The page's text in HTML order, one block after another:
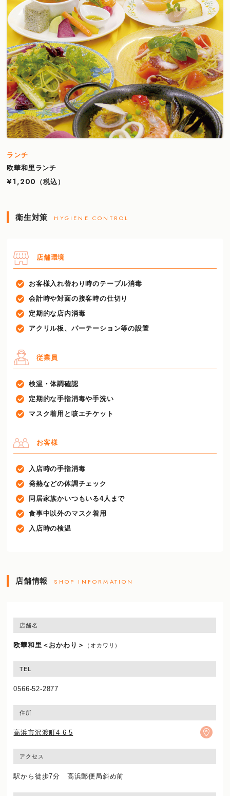
ランチ
欧華和里ランチ
¥1,200
（税込）
衛生対策 HYGIENE CONTROL
店舗環境
お客様入れ替わり時のテーブル消毒
会計時や対面の接客時の仕切り
定期的な店内消毒
アクリル板、パーテーション等の設置
従業員
検温・体調確認
定期的な手指消毒や手洗い
マスク着用と咳エチケット
お客様
入店時の手指消毒
発熱などの体調チェック
同居家族かいつもいる4人まで
食事中以外のマスク着用
入店時の検温
店舗情報 SHOP INFORMATION
店舗名
欧華和里＜おかわり＞ （オカワリ）
TEL
0566-52-2877
住所
高浜市沢渡町4-6-5
アクセス
駅から徒歩7分 高浜郵便局斜め前